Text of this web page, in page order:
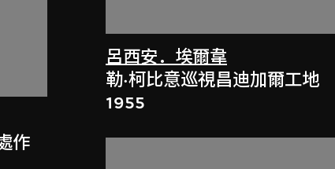
作
呂西安．埃爾韋
勒·柯比意巡視昌迪加爾工地
1955